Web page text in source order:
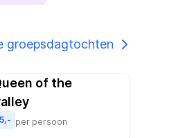
groepsdagtochten
of the
per persoon